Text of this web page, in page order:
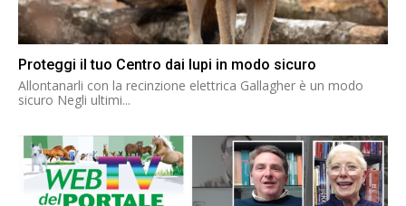
Proteggi il tuo Centro dai lupi in modo sicuro
Allontanarli con la recinzione elettrica Gallagher è un modo
sicuro Negli ultimi...